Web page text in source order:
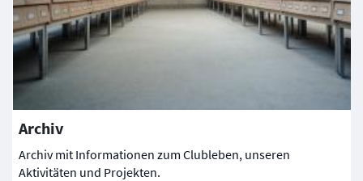
Archiv
Archiv mit Informationen zum Clubleben, unseren
Aktivitäten und Projekten.